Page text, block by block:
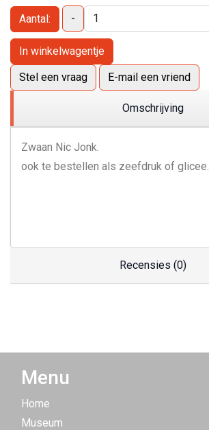
Aantal: -
In winkelwagentje
Stel een vraag
E-mail een vriend
Omschrijving
Zwaan Nic Jonk.
ook te bestellen als zeefdruk of glicee.
Recensies (0)
Menu
Home
Museum